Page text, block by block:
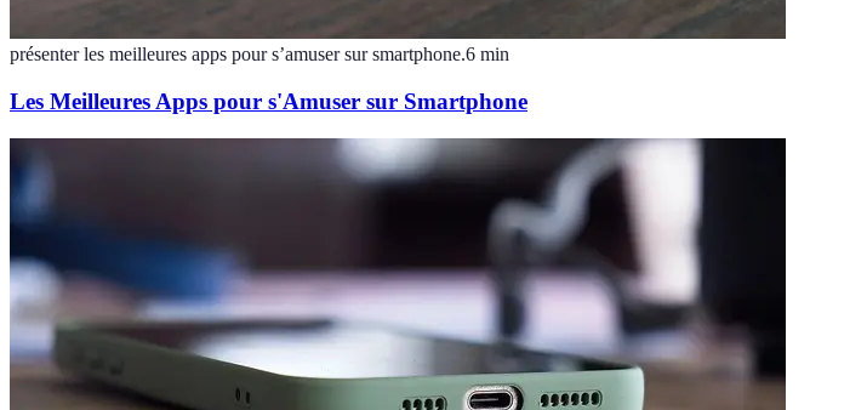
présenter les meilleures apps pour s’amuser sur smartphone.6 min
Les Meilleures Apps pour s'Amuser sur Smartphone